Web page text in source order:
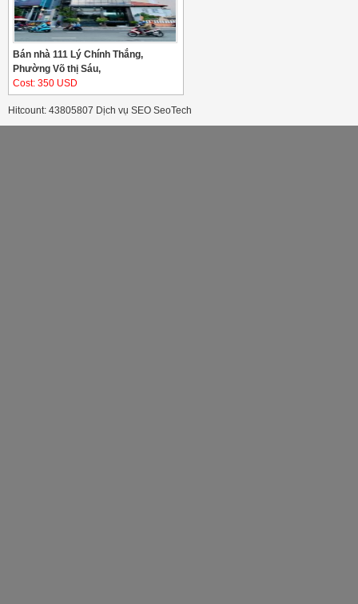
Bán nhà 111 Lý Chính Thắng,
Phường Võ thị Sáu,
Cost: 350 USD
Hitcount: 43805807 Dịch vụ SEO SeoTech